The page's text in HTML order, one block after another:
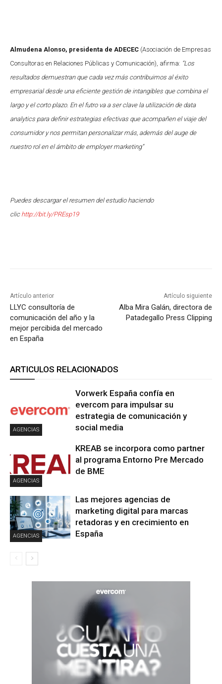
Almudena Alonso, presidenta de ADECEC (Asociación de Empresas
Consultoras en Relaciones Públicas y Comunicación), afirma: “Los
resultados demuestran que cada vez más contribuimos al éxito
empresarial desde una eficiente gestión de intangibles que combina el
largo y el corto plazo. En el futro va a ser clave la utilización de data
analytics para definir estrategias efectivas que acompañen el viaje del
consumidor y nos permitan personalizar más, además del auge de
nuestro rol en el ámbito de employer marketing”
Puedes descargar el resumen del estudio haciendo
clic http://bit.ly/PREsp19
Artículo anterior
LLYC consultoría de
comunicación del año y la
mejor percibida del mercado
en España
Artículo siguiente
Alba Mira Galán, directora de
Patadegallo Press Clipping
ARTICULOS RELACIONADOS
AGENCIAS
Vorwerk España confía en
evercom para impulsar su
estrategia de comunicación y
social media
AGENCIAS
KREAB se incorpora como partner
al programa Entorno Pre Mercado
de BME
AGENCIAS
Las mejores agencias de
marketing digital para marcas
retadoras y en crecimiento en
España